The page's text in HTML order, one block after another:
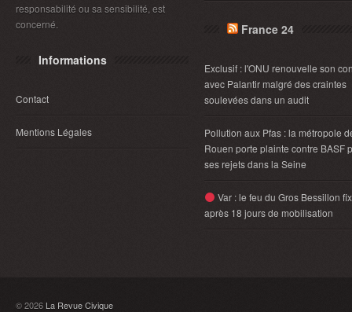
responsabilité ou sa sensibilité, est
concerné.
Informations
Contact
Mentions Légales
France 24
Exclusif : l'ONU renouvelle son
avec Palantir malgré des craintes
soulevées dans un audit
Pollution aux Pfas : la métropole
Rouen porte plainte contre BASF
ses rejets dans la Seine
Var : le feu du Gros Bessillon
après 18 jours de mobilisation
© 2026 La Revue Civique